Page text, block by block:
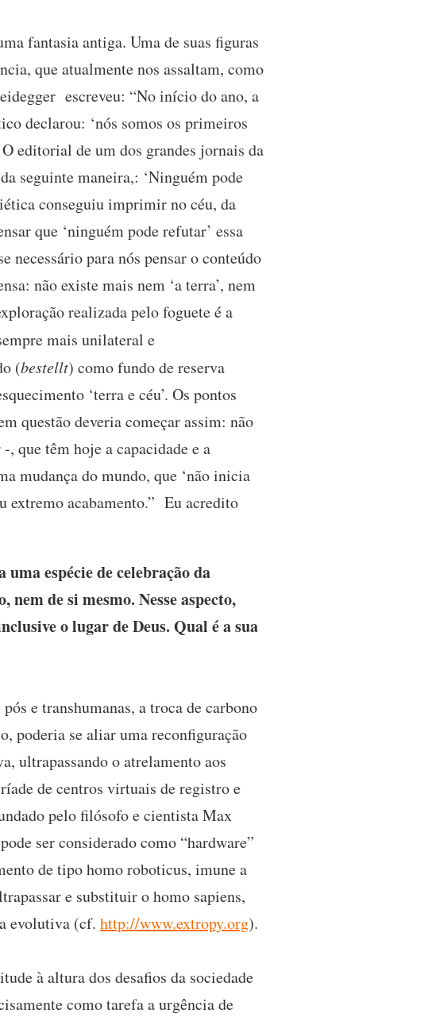
fantasia antiga. Uma de suas figuras
que atualmente nos assaltam, como
escreveu: “No início do ano, a
declarou: ‘nós somos os primeiros
editorial de um dos grandes jornais da
seguinte maneira,: ‘Ninguém pode
conseguiu imprimir no céu, da
que ‘ninguém pode refutar’ essa
necessário para nós pensar o conteúdo
não existe mais nem ‘a terra’, nem
realizada pelo foguete é a
mais unilateral e
(bestellt) como fundo de reserva
‘terra e céu’. Os pontos
questão deveria começar assim: não
, que têm hoje a capacidade e a
mudança do mundo, que ‘não inicia
extremo acabamento.” Eu acredito
espécie de celebração da
de si mesmo. Nesse aspecto,
o lugar de Deus. Qual é a sua
e transhumanas, a troca de carbono
poderia se aliar uma reconfiguração
ultrapassando o atrelamento aos
de centros virtuais de registro e
pelo filósofo e cientista Max
ser considerado como “hardware”
de tipo homo roboticus, imune a
e substituir o homo sapiens,
evolutiva (cf. http://www.extropy.org).
à altura dos desafios da sociedade
como tarefa a urgência de